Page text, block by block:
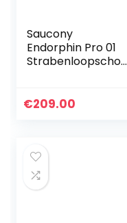
Saucony
Endorphin Pro 01
Strabenloopschoe
€209.00